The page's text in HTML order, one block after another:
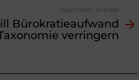
Nächster Artikel
Bürokratieaufwand
verringern